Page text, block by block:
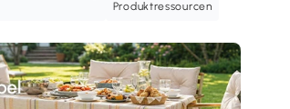
Produktressourcen